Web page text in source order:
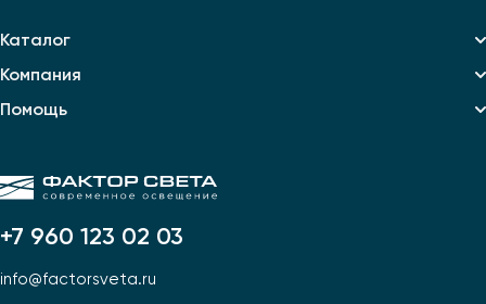
+7 960 123 02 03
info@factorsveta.ru
Каталог
Компания
Помощь